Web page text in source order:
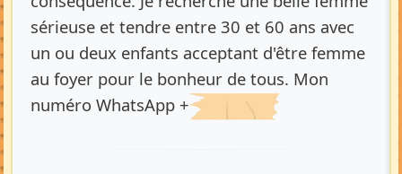
sérieuse et tendre entre 30 et 60 ans avec
un ou deux enfants acceptant d'être femme
au foyer pour le bonheur de tous. Mon
numéro WhatsApp +